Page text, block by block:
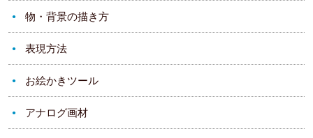
物・背景の描き方
表現方法
お絵かきツール
アナログ画材